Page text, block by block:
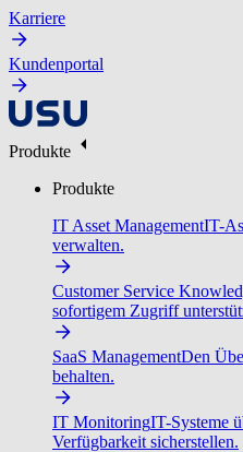
Karriere
Kundenportal
Produkte
Produkte
IT Asset ManagementIT-
verwalten.
Customer Service
sofortigem Zugriff
SaaS ManagementDen
behalten.
IT MonitoringIT-Systeme
Verfügbarkeit sicherstellen.